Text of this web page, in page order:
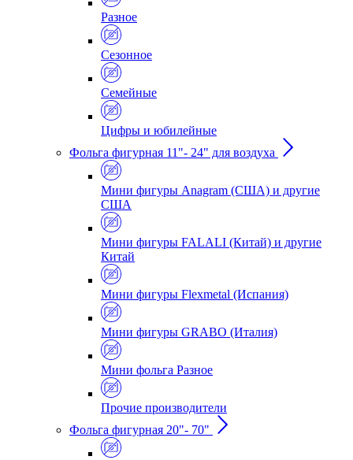
Разное
Сезонное
Семейные
Цифры и юбилейные
Фольга фигурная 11"- 24" для воздуха
Мини фигуры Anagram (США) и другие
США
Мини фигуры FALALI (Китай) и другие
Китай
Мини фигуры Flexmetal (Испания)
Мини фигуры GRABO (Италия)
Мини фольга Разное
Прочие производители
Фольга фигурная 20"- 70"